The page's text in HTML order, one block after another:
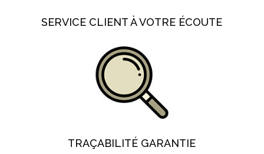
SERVICE CLIENT À VOTRE ÉCOUTE
TRAÇABILITÉ GARANTIE